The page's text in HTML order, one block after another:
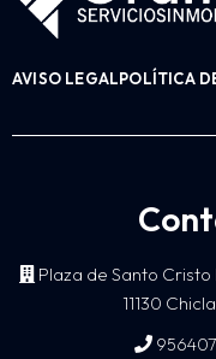
AVISO LEGALPOLÍTICA
Plaza de Santo
11130